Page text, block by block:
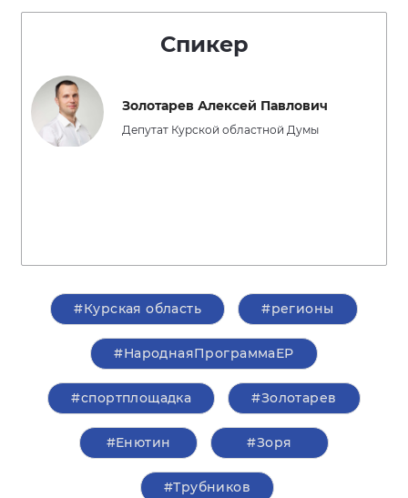
Спикер
Золотарев Алексей Павлович
Депутат Курской областной Думы
#Курская область #регионы
#НароднаяПрограммаЕР
#спортплощадка #Золотарев
#Енютин #Зоря
#Трубников